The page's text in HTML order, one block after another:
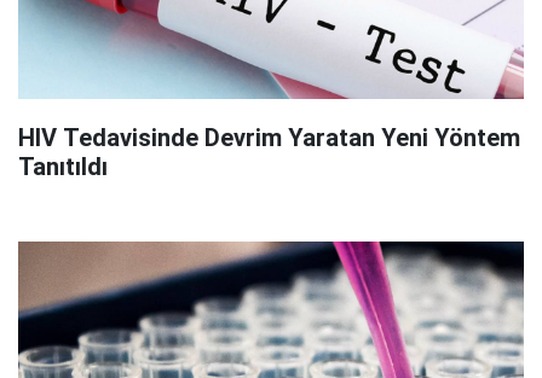
HIV Tedavisinde Devrim Yaratan Yeni Yöntem
Tanıtıldı